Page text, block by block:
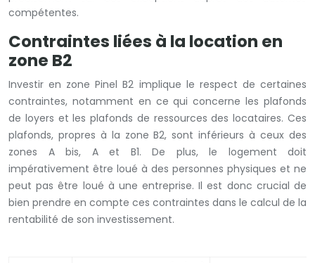
compétentes.
Contraintes liées à la location en
zone B2
Investir en zone Pinel B2 implique le respect de certaines
contraintes, notamment en ce qui concerne les plafonds
de loyers et les plafonds de ressources des locataires. Ces
plafonds, propres à la zone B2, sont inférieurs à ceux des
zones A bis, A et B1. De plus, le logement doit
impérativement être loué à des personnes physiques et ne
peut pas être loué à une entreprise. Il est donc crucial de
bien prendre en compte ces contraintes dans le calcul de la
rentabilité de son investissement.